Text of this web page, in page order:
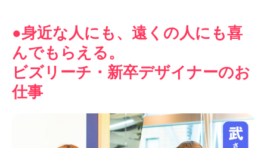
●身近な人にも、遠くの人にも喜
んでもらえる。
ビズリーチ・新卒デザイナーのお
仕事